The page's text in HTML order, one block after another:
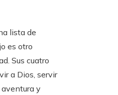
lista de
es otro
Sus cuatro
a Dios, servir
y